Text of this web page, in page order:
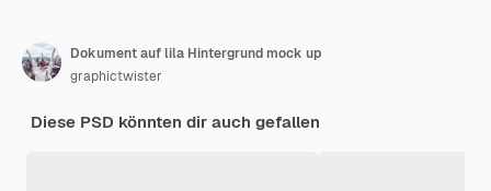
Dokument auf lila Hintergrund mock up
graphictwister
Diese PSD könnten dir auch gefallen